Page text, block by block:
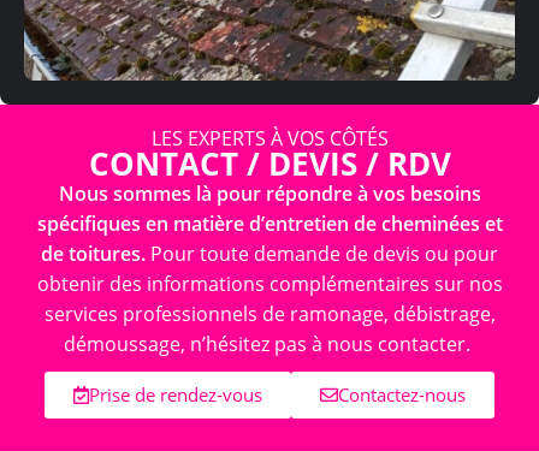
LES EXPERTS À VOS CÔTÉS
CONTACT / DEVIS / RDV
Nous sommes là pour répondre à vos besoins
spécifiques en matière d’entretien de cheminées et
de toitures. Pour toute demande de devis ou pour
obtenir des informations complémentaires sur nos
services professionnels de ramonage, débistrage,
démoussage, n’hésitez pas à nous contacter.
Prise de rendez-vous Contactez-nous